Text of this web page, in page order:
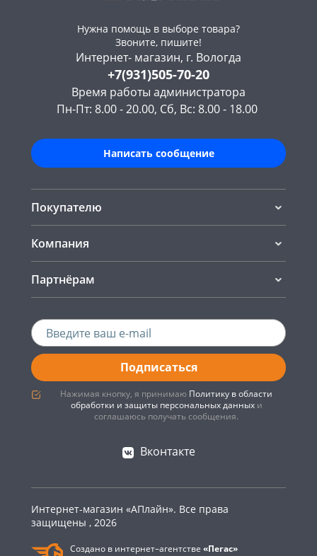
Нужна помощь в выборе товара?
Звоните, пишите!
Интернет- магазин, г. Вологда
+7(931)505-70-20
Время работы администратора
Пн-Пт: 8.00 - 20.00, Сб, Вс: 8.00 - 18.00
Написать сообщение
Покупателю
Компания
Партнёрам
Подписаться
Нажимая кнопку, я принимаю Политику в области
обработки и защиты персональных данныхи
соглашаюсь получать сообщения.
Вконтакте
Интернет-магазин «АПлайн». Все права
защищены , 2026
Создано в интернет–агентстве «Пегас»